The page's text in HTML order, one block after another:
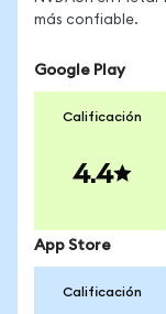
más confiable.
Google Play
Calificación
4.4
App Store
Calificación